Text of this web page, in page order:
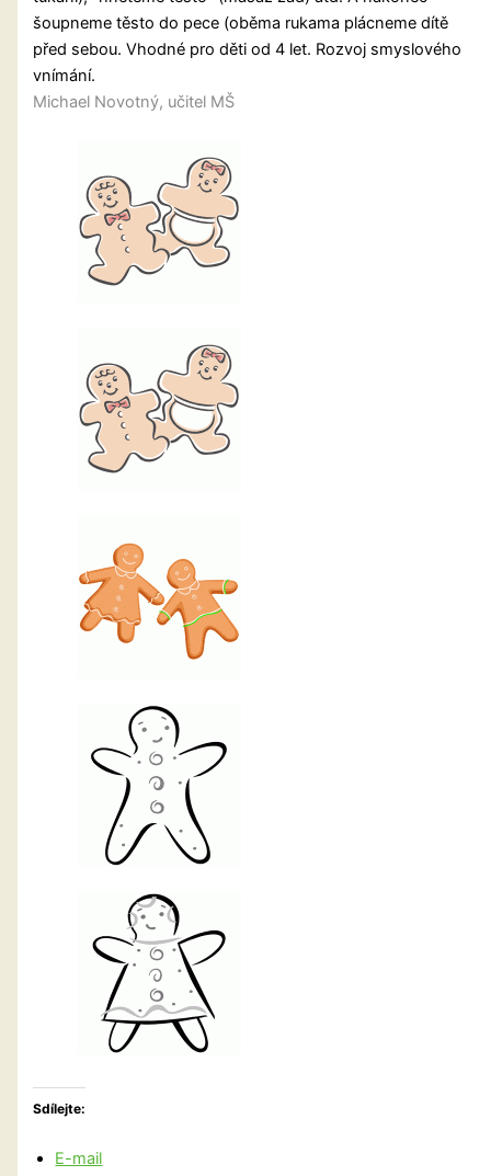
šoupneme těsto do pece (oběma rukama plácneme dítě
před sebou. Vhodné pro děti od 4 let. Rozvoj smyslového
vnímání.
Michael Novotný, učitel MŠ
Sdílejte:
E-mail